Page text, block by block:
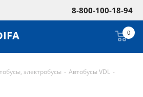
8-800-100-18-94
0
электробусы - Автобусы VDL -